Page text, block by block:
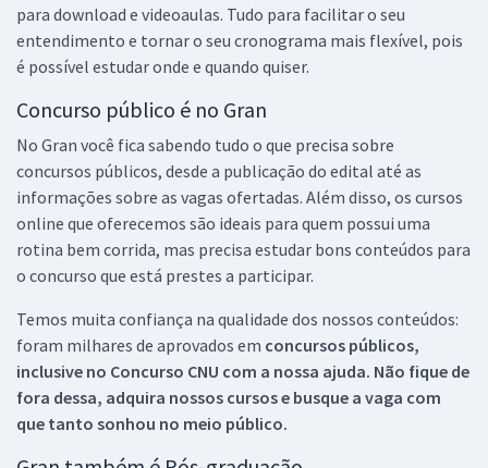
para download e videoaulas. Tudo para facilitar o seu
entendimento e tornar o seu cronograma mais flexível, pois
é possível estudar onde e quando quiser.
Concurso público é no Gran
No Gran você fica sabendo tudo o que precisa sobre
concursos públicos, desde a publicação do edital até as
informações sobre as vagas ofertadas. Além disso, os cursos
online que oferecemos são ideais para quem possui uma
rotina bem corrida, mas precisa estudar bons conteúdos para
o concurso que está prestes a participar.
Temos muita confiança na qualidade dos nossos conteúdos:
foram milhares de aprovados em concursos públicos,
inclusive no Concurso CNU com a nossa ajuda. Não fique de
fora dessa, adquira nossos cursos e busque a vaga com
que tanto sonhou no meio público.